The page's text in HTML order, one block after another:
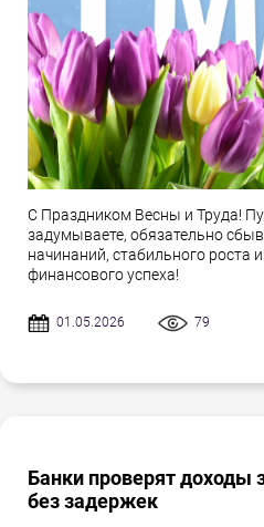
С Праздником Весны и Труда!
задумываете, обязательно
начинаний, стабильного роста
финансового успеха!
01.05.2026 79
Банки проверят доходы
без задержек